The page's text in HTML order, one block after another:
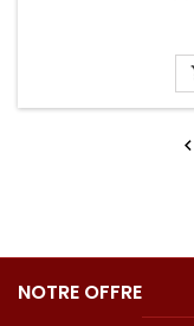

NOTRE OFFRE